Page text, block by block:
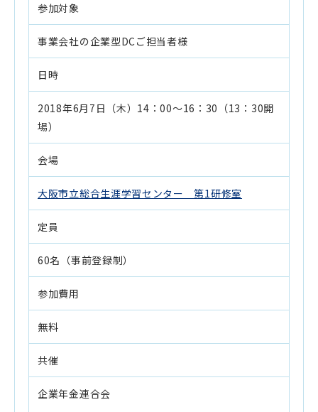
参加対象
事業会社の企業型DCご担当者様
日時
2018年6月7日（木）14：00～16：30（13：30開
場）
会場
大阪市立総合生涯学習センター 第1研修室
定員
60名（事前登録制）
参加費用
無料
共催
企業年金連合会